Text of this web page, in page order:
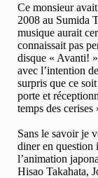
Ce monsieur
2008 au Sumida
musique aurait
connaissait pas
disque « Avanti!
avec l’intention
surpris que ce
porte et
temps des cerises
Sans le savoir je
diner en question
l’animation
Hisao Takahata,